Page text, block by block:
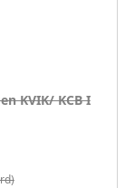
KVIK/ KCB I